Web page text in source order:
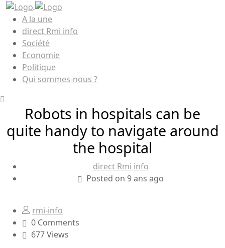
A la une
direct Rmi info
Société
Economie
Politique
Qui sommes-nous ?
Robots in hospitals can be
quite handy to navigate around
the hospital
direct Rmi info
Posted on 9 ans ago
rmi-info
0 Comments
677 Views